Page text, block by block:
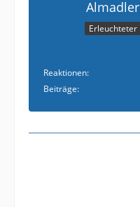
Almadler
Erleuchteter
Reaktionen
Beiträge